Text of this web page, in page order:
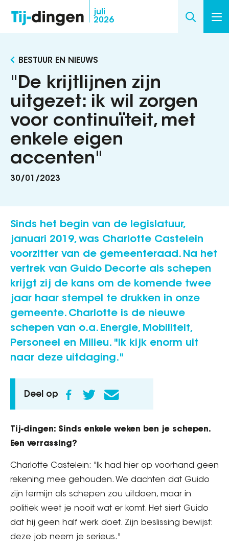
inhoud
gaan
juli
2026
BESTUUR EN NIEUWS
"De krijtlijnen zijn
uitgezet: ik wil zorgen
voor continuïteit, met
enkele eigen
accenten"
30/01/2023
Sinds het begin van de legislatuur,
januari 2019, was Charlotte Castelein
voorzitter van de gemeenteraad. Na het
vertrek van Guido Decorte als schepen
krijgt zij de kans om de komende twee
jaar haar stempel te drukken in onze
gemeente. Charlotte is de nieuwe
schepen van o.a. Energie, Mobiliteit,
Personeel en Milieu. "Ik kijk enorm uit
naar deze uitdaging."
Deel op
Tij-dingen: Sinds enkele weken ben je schepen.
Een verrassing?
Charlotte Castelein: "Ik had hier op voorhand geen
rekening mee gehouden. We dachten dat Guido
zijn termijn als schepen zou uitdoen, maar in
politiek weet je nooit wat er komt. Het siert Guido
dat hij geen half werk doet. Zijn beslissing bewijst:
deze job neem je serieus."